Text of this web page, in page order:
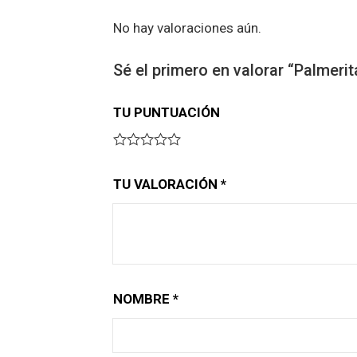
No hay valoraciones aún.
Sé el primero en valorar
TU PUNTUACIÓN
TU VALORACIÓN *
NOMBRE *